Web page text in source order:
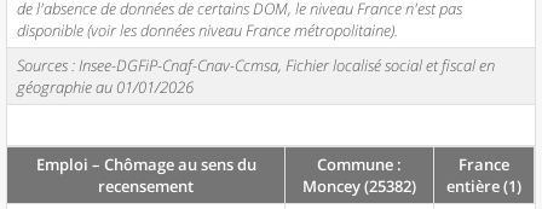
de l'absence de données de certains DOM, le niveau France n'est pas
disponible (voir les données niveau France métropolitaine).
Sources : Insee-DGFiP-Cnaf-Cnav-Ccmsa, Fichier localisé social et fiscal en
géographie au 01/01/2026
Emploi – Chômage au sens du
recensement
Commune :
Moncey (25382)
France
entière (1)